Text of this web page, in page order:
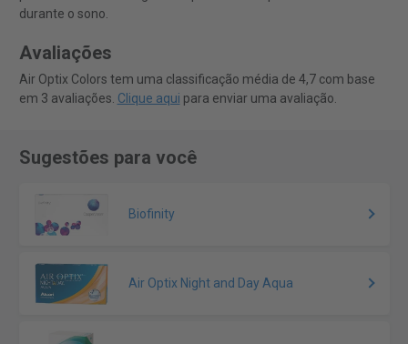
durante o sono.
Avaliações
Air Optix Colors tem uma classificação média de 4,7 com base
em 3 avaliações. Clique aqui para enviar uma avaliação.
Sugestões para você
Biofinity
Air Optix Night and Day Aqua